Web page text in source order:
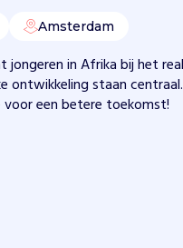
Amsterdam
in Afrika bij het
ontwikkeling staan
voor een betere toekomst!